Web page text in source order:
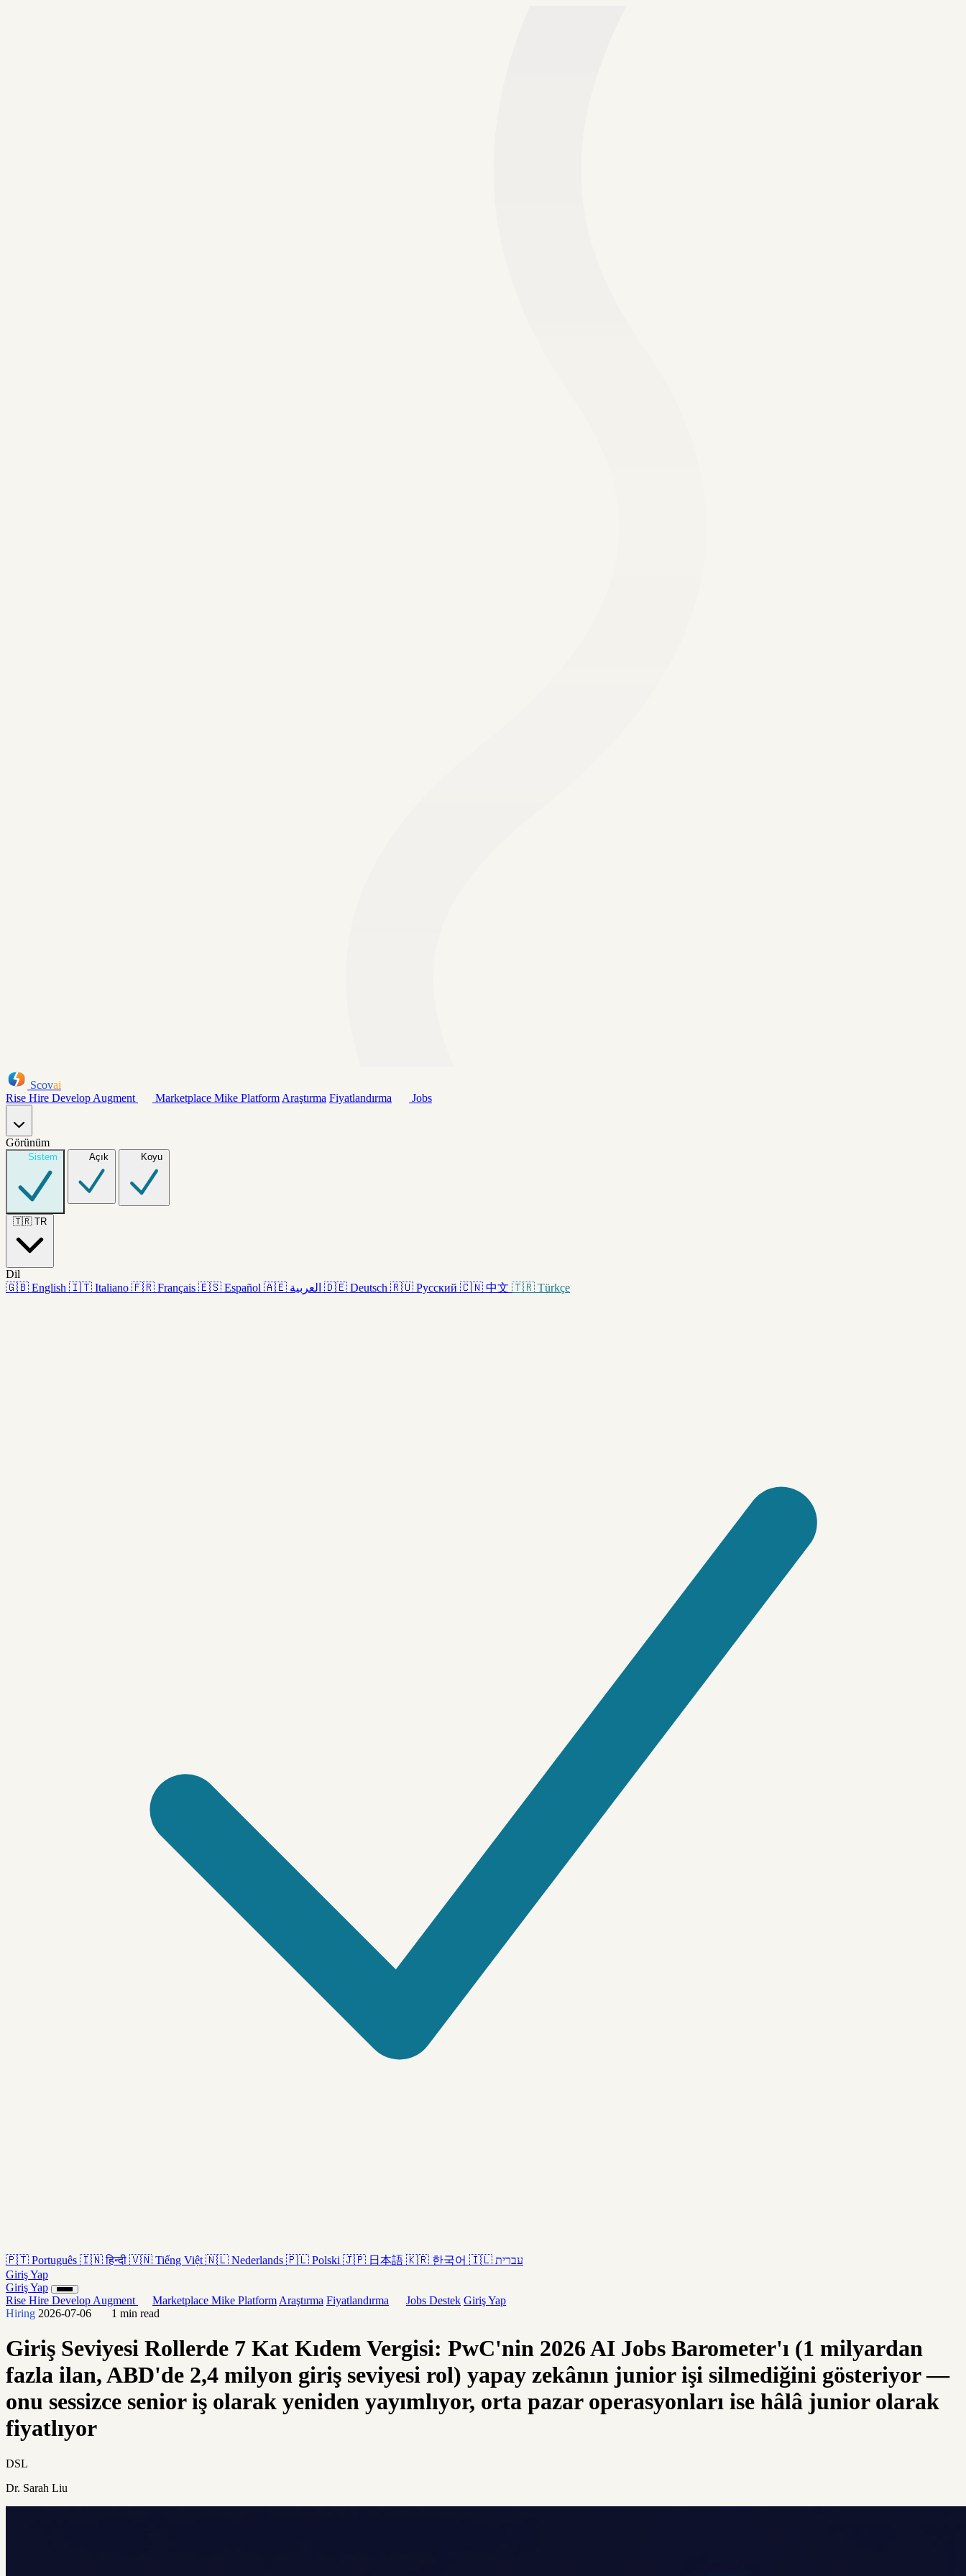
Scovai
Rise Hire Develop Augment Marketplace Mike Platform Araştırma Fiyatlandırma Jobs
Görünüm
Sistem Açık Koyu
🇹🇷 TR
Dil
🇬🇧 English 🇮🇹 Italiano 🇫🇷 Français 🇪🇸 Español 🇦🇪 العربية 🇩🇪 Deutsch 🇷🇺 Русский 🇨🇳 中文 🇹🇷 Türkçe
🇵🇹 Português 🇮🇳 हिन्दी 🇻🇳 Tiếng Việt 🇳🇱 Nederlands 🇵🇱 Polski 🇯🇵 日本語 🇰🇷 한국어 🇮🇱 עברית
Giriş Yap
Giriş Yap
Rise Hire Develop Augment Marketplace Mike Platform Araştırma Fiyatlandırma Jobs Destek Giriş Yap
Hiring 2026-07-06 1 min read
Giriş Seviyesi Rollerde 7 Kat Kıdem Vergisi: PwC'nin 2026 AI Jobs Barometer'ı (1 milyardan
fazla ilan, ABD'de 2,4 milyon giriş seviyesi rol) yapay zekânın junior işi silmediğini gösteriyor —
onu sessizce senior iş olarak yeniden yayımlıyor, orta pazar operasyonları ise hâlâ junior olarak
fiyatlıyor
DSL
Dr. Sarah Liu